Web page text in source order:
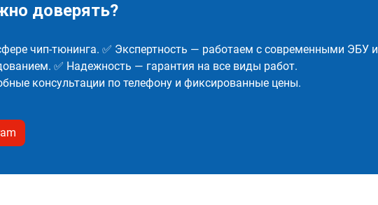
доверять?
чип-тюнинга. ✅ Экспертность — работаем с современными ЭБУ и
✅ Надежность — гарантия на все виды работ.
консультации по телефону и фиксированные цены.